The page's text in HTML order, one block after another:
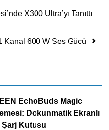
X300 Ultra’yı Tanıttı
Kanal 600 W Ses Gücü
EchoBuds Magic
Dokunmatik Ekranlı
Şarj Kutusu